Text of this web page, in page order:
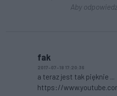
Aby
fak
2017-07-18 17:20:36
a teraz jest tak pięknie ...
https://